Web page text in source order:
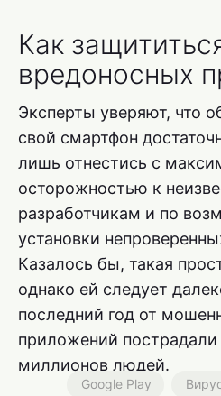
Как
вредоносных
Эксперты уверяют, что
свой смартфон
лишь отнестись с
осторожностью к
разработчикам и по
установки
Казалось бы, такая
однако ей следует
последний год от
приложений пострадали
миллионов людей.
Google Play